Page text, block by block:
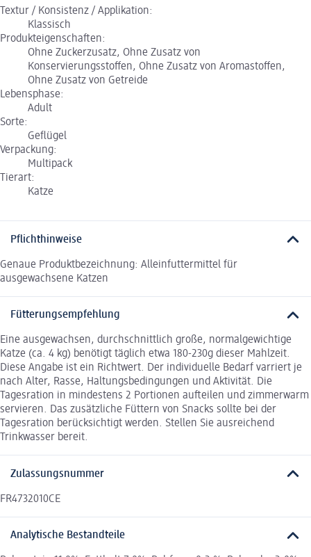
Textur / Konsistenz / Applikation:
Klassisch
Produkteigenschaften:
Ohne Zuckerzusatz, Ohne Zusatz von
Konservierungsstoffen, Ohne Zusatz von Aromastoffen,
Ohne Zusatz von Getreide
Lebensphase:
Adult
Sorte:
Geflügel
Verpackung:
Multipack
Tierart:
Katze
Pflichthinweise
Genaue Produktbezeichnung: Alleinfuttermittel für
ausgewachsene Katzen
Fütterungsempfehlung
Eine ausgewachsen, durchschnittlich große, normalgewichtige
Katze (ca. 4 kg) benötigt täglich etwa 180-230g dieser Mahlzeit.
Diese Angabe ist ein Richtwert. Der individuelle Bedarf varriert je
nach Alter, Rasse, Haltungsbedingungen und Aktivität. Die
Tagesration in mindestens 2 Portionen aufteilen und zimmerwarm
servieren. Das zusätzliche Füttern von Snacks sollte bei der
Tagesration berücksichtigt werden. Stellen Sie ausreichend
Trinkwasser bereit.
Zulassungsnummer
FR4732010CE
Analytische Bestandteile